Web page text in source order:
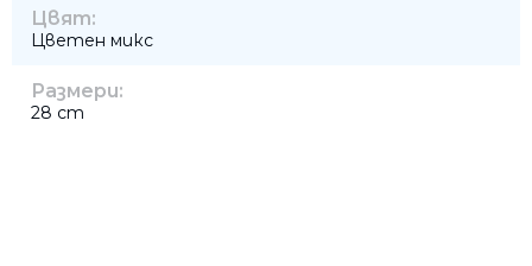
Цвят:
Цветен микс
Размери:
28 cm